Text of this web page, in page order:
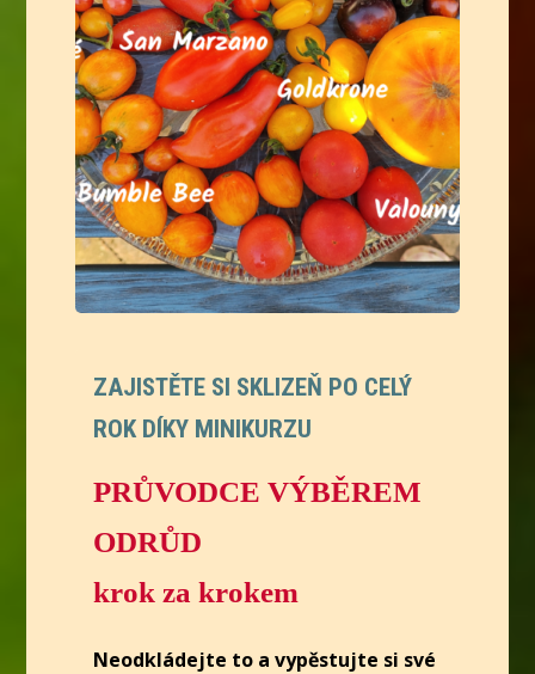
ZAJISTĚTE SI SKLIZEŇ PO CELÝ
ROK DÍKY MINIKURZU
PRŮVODCE VÝBĚREM
ODRŮD
krok za krokem
Neodkládejte to a vypěstujte si své